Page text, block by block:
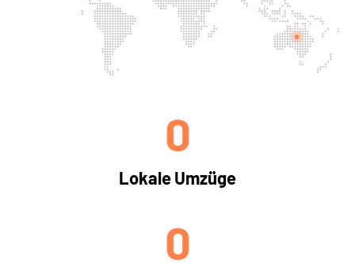
Lokale Umzüge
0
0